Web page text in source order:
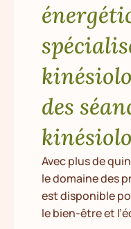
des
Avec plus de
le domaine des
est disponible
le bien-être et